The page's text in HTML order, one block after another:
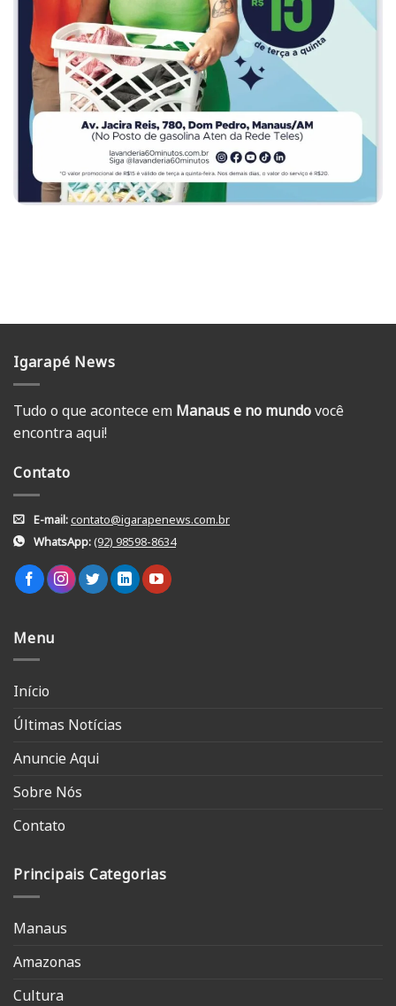
Igarapé News
Tudo o que acontece em Manaus e no mundovocê
encontra aqui!
Contato
E-mail:contato@igarapenews.com.br
WhatsApp:(92) 98598-8634
Menu
Início
Últimas Notícias
Anuncie Aqui
Sobre Nós
Contato
Principais Categorias
Manaus
Amazonas
Cultura